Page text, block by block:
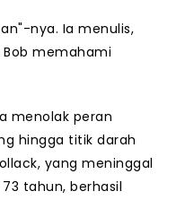
nya. Ia menulis,
memahami
menolak peran
hingga titik darah
yang meninggal
tahun, berhasil